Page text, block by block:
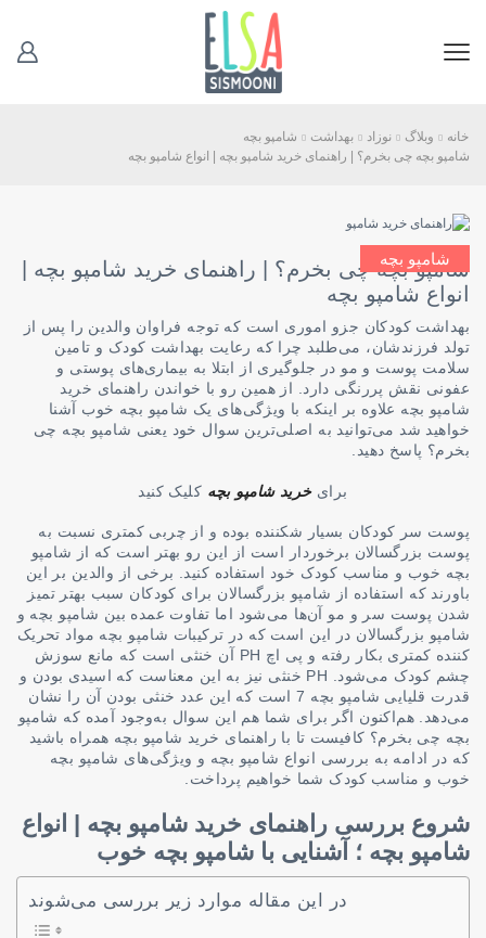
خانه وبلاگ نوزاد بهداشت
شامپو بچه
شامپو بچه چی بخرم؟ | راهنمای خرید شامپو بچه | انواع شامپو بچه
شامپو بچه
شامپو بچه چی بخرم؟ | راهنمای خرید شامپو بچه |
انواع شامپو بچه
بهداشت کودکان جزو اموری است که توجه فراوان والدین را پس از
تولد فرزندشان، می‌طلبد چرا که رعایت بهداشت کودک و تامین
سلامت پوست و مو در جلوگیری از ابتلا به بیماری‌های پوستی و
عفونی نقش پررنگی دارد. از همین رو با خواندن راهنمای خرید
شامپو بچه علاوه بر اینکه با ویژگی‌های یک شامپو بچه خوب آشنا
خواهید شد می‌توانید به اصلی‌ترین سوال خود یعنی شامپو بچه چی
بخرم؟ پاسخ دهید.
برایخرید شامپو بچه کلیک کنید
پوست سر کودکان بسیار شکننده بوده و از چربی کمتری نسبت به
پوست بزرگسالان برخوردار است از این رو بهتر است که از شامپو
بچه خوب و مناسب کودک خود استفاده کنید. برخی از والدین بر این
باورند که استفاده از شامپو بزرگسالان برای کودکان سبب بهتر تمیز
شدن پوست سر و مو آن‌ها می‌شود اما تفاوت عمده بین شامپو بچه و
شامپو بزرگسالان در این است که در ترکیبات شامپو بچه مواد تحریک
کننده کمتری بکار رفته و پی اچ PH آن خنثی است که مانع سوزش
چشم کودک می‌شود. PH خنثی نیز به این معناست که اسیدی بودن و
قدرت قلیایی شامپو بچه 7 است که این عدد خنثی بودن آن را نشان
می‌دهد. هم‌اکنون اگر برای شما هم این سوال به‌وجود آمده که شامپو
بچه چی بخرم؟ کافیست تا با راهنمای خرید شامپو بچه همراه باشید
که در ادامه به بررسی انواع شامپو بچه و ویژگی‌های شامپو بچه
خوب و مناسب کودک شما خواهیم پرداخت.
شروع بررسی راهنمای خرید شامپو بچه | انواع
شامپو بچه ؛ آشنایی با شامپو بچه خوب
در این مقاله موارد زیر بررسی می‌شوند